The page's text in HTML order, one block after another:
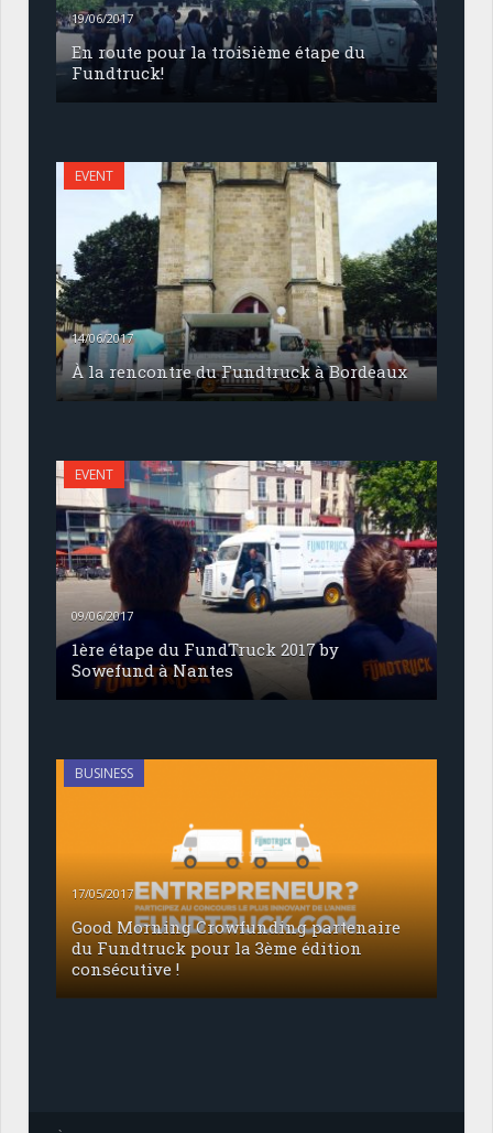
19/06/2017
En route pour la troisième étape du
Fundtruck!
EVENT
14/06/2017
À la rencontre du Fundtruck à Bordeaux
EVENT
09/06/2017
1ère étape du FundTruck 2017 by
Sowefund à Nantes
BUSINESS
17/05/2017
Good Morning Crowfunding partenaire
du Fundtruck pour la 3ème édition
consécutive !